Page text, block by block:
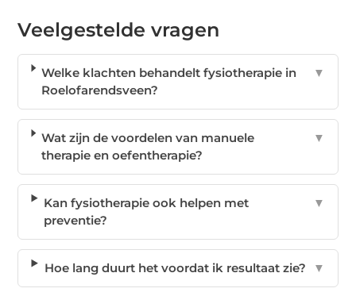
Veelgestelde vragen
Welke klachten behandelt fysiotherapie in
Roelofarendsveen?
▼
Wat zijn de voordelen van manuele
therapie en oefentherapie?
▼
Kan fysiotherapie ook helpen met
preventie?
▼
Hoe lang duurt het voordat ik resultaat zie? ▼